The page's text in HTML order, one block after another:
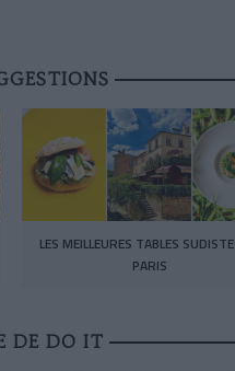
LES MEILLEURES TABLES
PARIS
DE DO IT